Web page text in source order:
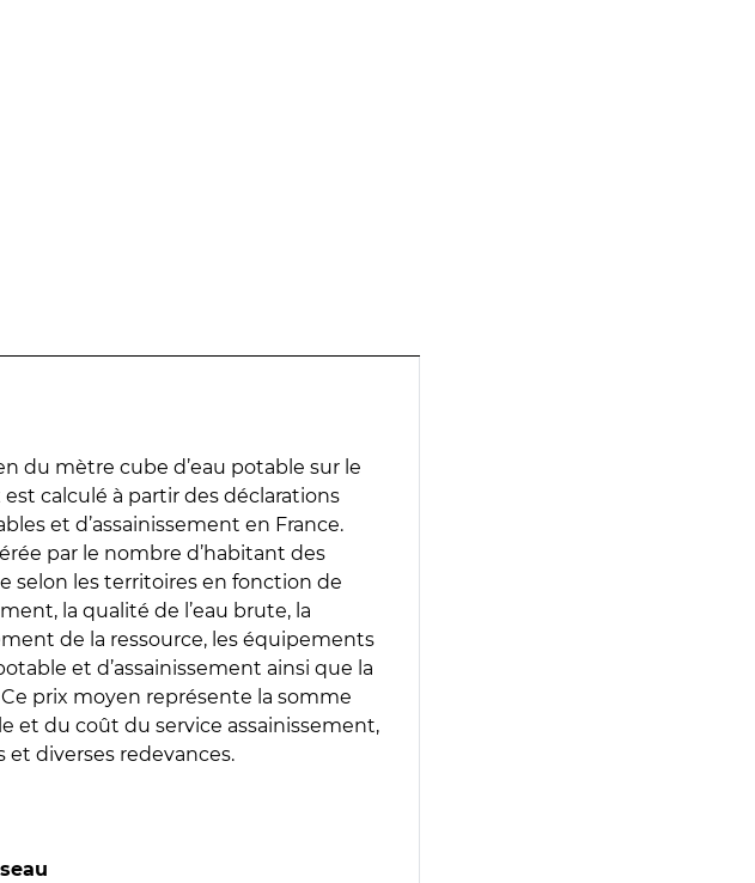
du mètre cube d’eau potable sur le
calculé à partir des déclarations
et d’assainissement en France.
par le nombre d’habitant des
selon les territoires en fonction de
la qualité de l’eau brute, la
de la ressource, les équipements
et d’assainissement ainsi que la
prix moyen représente la somme
et du coût du service assainissement,
diverses redevances.